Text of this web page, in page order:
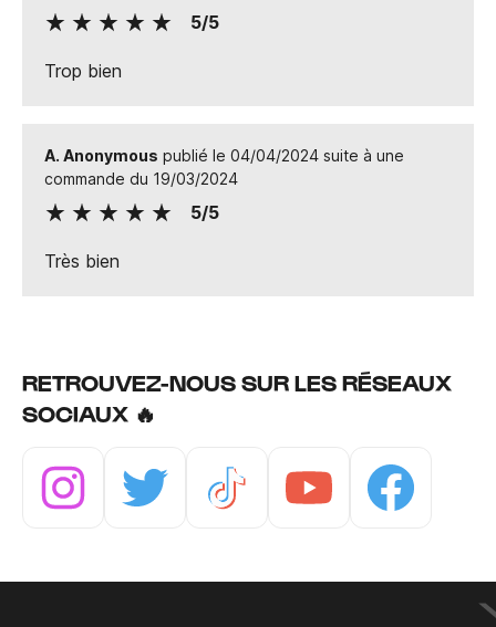
5/5
Trop bien
A. Anonymous publié le 04/04/2024 suite à une
commande du 19/03/2024
5/5
Très bien
RETROUVEZ-NOUS SUR LES RÉSEAUX
SOCIAUX 🔥